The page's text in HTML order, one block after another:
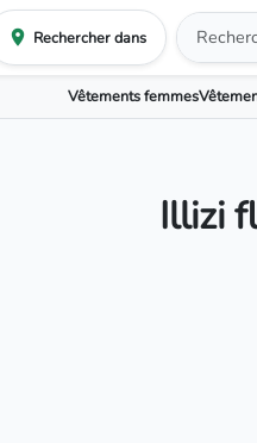
Rechercher dans
Vêtements femmes
Illizi